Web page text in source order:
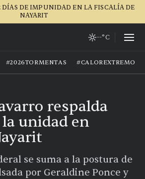
DÍAS DE IMPUNIDAD EN LA FISCALÍA DE
NAYARIT
--°C
#2026TORMENTAS #CALOREXTREMO
respalda
unidad en
se suma a la postura de
por Geraldine Ponce y